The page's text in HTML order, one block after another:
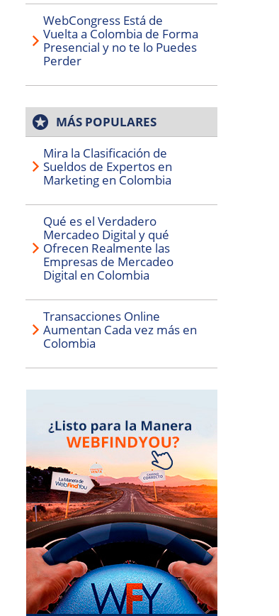
WebCongress Está de
Vuelta a Colombia de Forma
Presencial y no te lo Puedes
Perder
MÁS POPULARES
Mira la Clasificación de
Sueldos de Expertos en
Marketing en Colombia
Qué es el Verdadero
Mercadeo Digital y qué
Ofrecen Realmente las
Empresas de Mercadeo
Digital en Colombia
Transacciones Online
Aumentan Cada vez más en
Colombia